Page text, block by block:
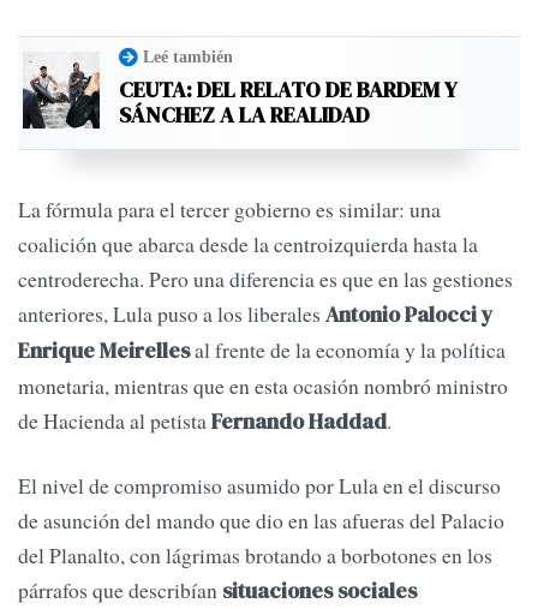
Leé también
CEUTA: DEL RELATO DE BARDEM Y
SÁNCHEZ A LA REALIDAD
La fórmula para el tercer gobierno es similar: una
coalición que abarca desde la centroizquierda hasta la
centroderecha. Pero una diferencia es que en las gestiones
anteriores, Lula puso a los liberales Antonio Palocci y
Enrique Meirellesal frente de la economía y la política
monetaria, mientras que en esta ocasión nombró ministro
de Hacienda al petista Fernando Haddad.
El nivel de compromiso asumido por Lula en el discurso
de asunción del mando que dio en las afueras del Palacio
del Planalto, con lágrimas brotando a borbotones en los
párrafos que describían situaciones sociales